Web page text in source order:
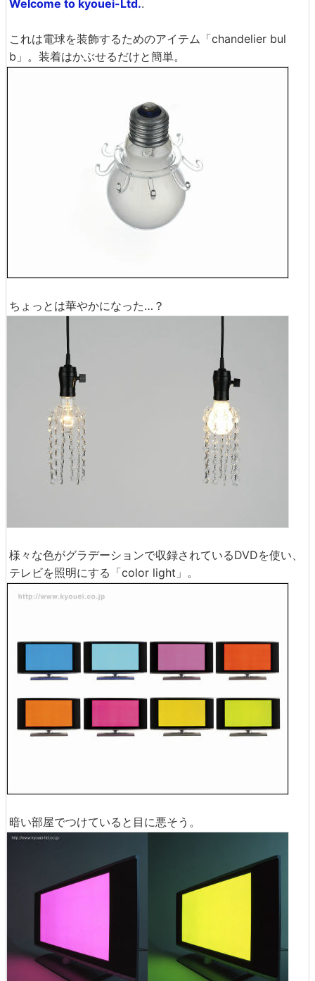
Welcome to kyouei-Ltd..
これは電球を装飾するためのアイテム「chandelier bul
b」。装着はかぶせるだけと簡単。
ちょっとは華やかになった…？
様々な色がグラデーションで収録されているDVDを使い、
テレビを照明にする「color light」。
暗い部屋でつけていると目に悪そう。